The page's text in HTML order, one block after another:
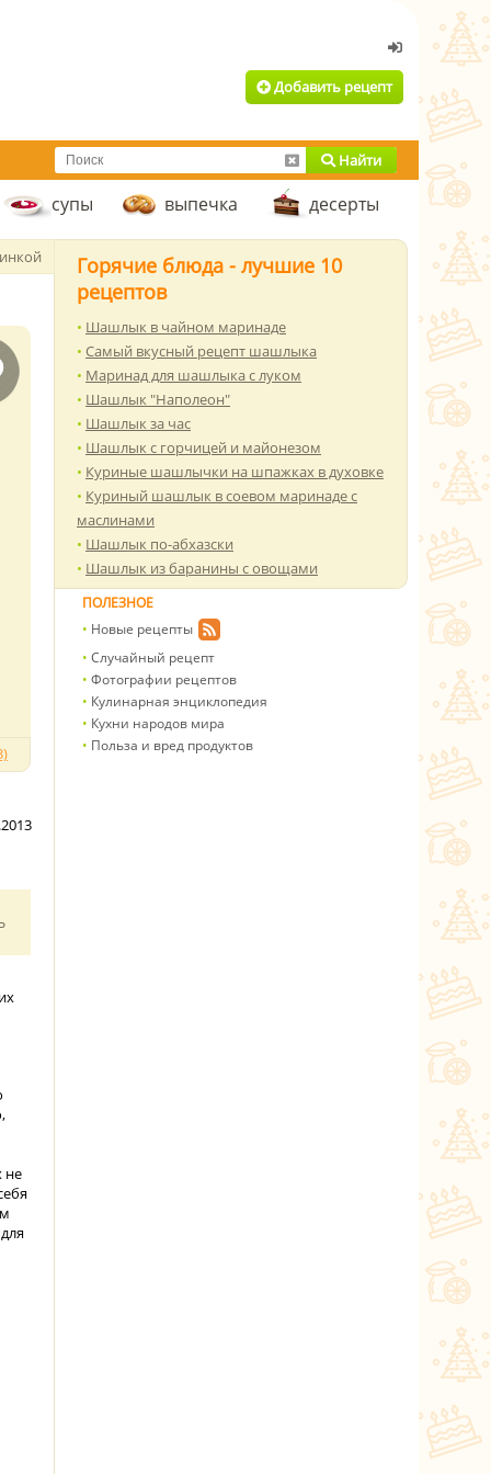
Добавить рецепт
Найти
супы выпечка десерты
не
Горячие блюда - лучшие 10
рецептов
Шашлык в чайном маринаде
Самый вкусный рецепт шашлыка
Маринад для шашлыка с луком
Шашлык "Наполеон"
Шашлык за час
Шашлык с горчицей и майонезом
Куриные шашлычки на шпажках в духовке
Куриный шашлык в соевом маринаде с
маслинами
Шашлык по-абхазски
Шашлык из баранины с овощами
ПОЛЕЗНОЕ
Новые рецепты
Случайный рецепт
Фотографии рецептов
Кулинарная энциклопедия
Кухни народов мира
Польза и вред продуктов